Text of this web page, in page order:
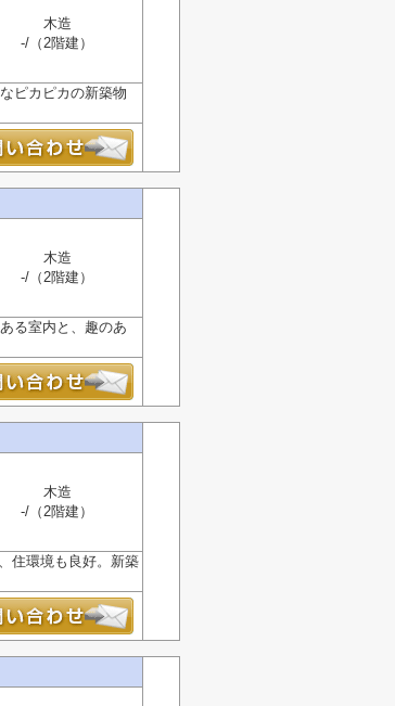
木造
-/（2階建）
ピカピカの新築物
木造
-/（2階建）
る室内と、趣のあ
木造
-/（2階建）
住環境も良好。新築